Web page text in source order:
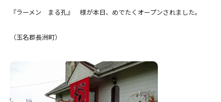
『ラーメン まる孔』 様が本日、めでたくオープンされました。
（玉名郡長洲町）